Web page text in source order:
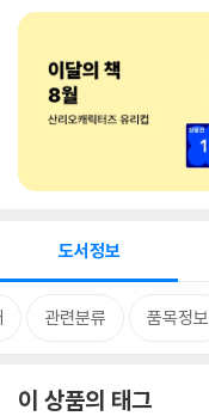
도서정보
관련분류 품목정보
이 상품의 태그